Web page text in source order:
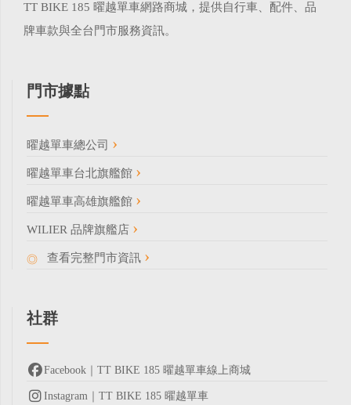
TT BIKE 185 曜越單車網路商城，提供自行車、配件、品
牌車款與全台門市服務資訊。
門市據點
曜越單車總公司
曜越單車台北旗艦館
曜越單車高雄旗艦館
WILIER 品牌旗艦店
查看完整門市資訊
社群
Facebook｜TT BIKE 185 曜越單車線上商城
Instagram｜TT BIKE 185 曜越單車